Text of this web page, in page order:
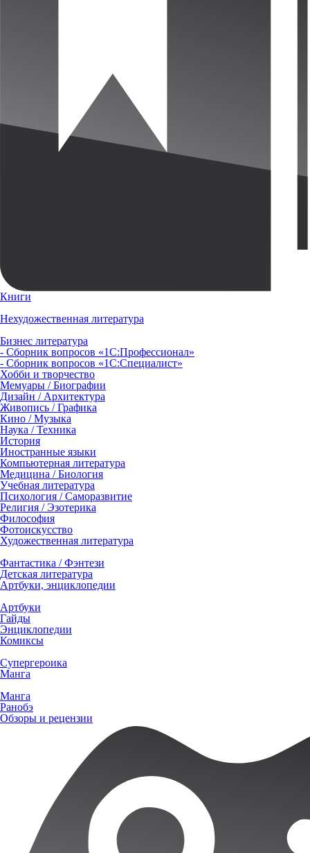
Книги
Нехудожественная литература
Бизнес литература
- Сборник вопросов «1С:Профессионал»
- Сборник вопросов «1С:Специалист»
Хобби и творчество
Мемуары / Биографии
Дизайн / Архитектура
Живопись / Графика
Кино / Музыка
Наука / Техника
История
Иностранные языки
Компьютерная литература
Медицина / Биология
Учебная литература
Психология / Саморазвитие
Религия / Эзотерика
Философия
Фотоискусство
Художественная литература
Фантастика / Фэнтези
Детская литература
Артбуки, энциклопедии
Артбуки
Гайды
Энциклопедии
Комиксы
Супергероика
Манга
Манга
Ранобэ
Обзоры и рецензии